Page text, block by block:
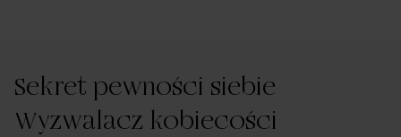
Sekret pewności siebie
Wyzwalacz kobiecości